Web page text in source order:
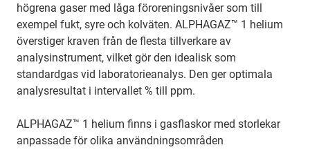
högrena gaser med låga föroreningsnivåer som till
exempel fukt, syre och kolväten. ALPHAGAZ™ 1 helium
överstiger kraven från de flesta tillverkare av
analysinstrument, vilket gör den idealisk som
standardgas vid laboratorieanalys. Den ger optimala
analysresultat i intervallet % till ppm.
ALPHAGAZ™ 1 helium finns i gasflaskor med storlekar
anpassade för olika användningsområden